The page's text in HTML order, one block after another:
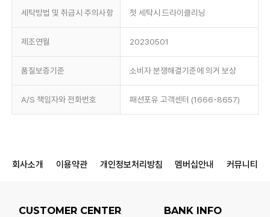
세탁방법 및 취급시 주의사항 첫 세탁시 드라이클리닝
제조연월 20230501
품질보증기준 소비자 분쟁해결기준에 의거 보상
A/S 책임자와 전화번호 패션포유 고객센터 (1666-8657)
회사소개 이용약관 개인정보처리방침 멤버십안내 커뮤니티
CUSTOMER CENTER BANK INFO